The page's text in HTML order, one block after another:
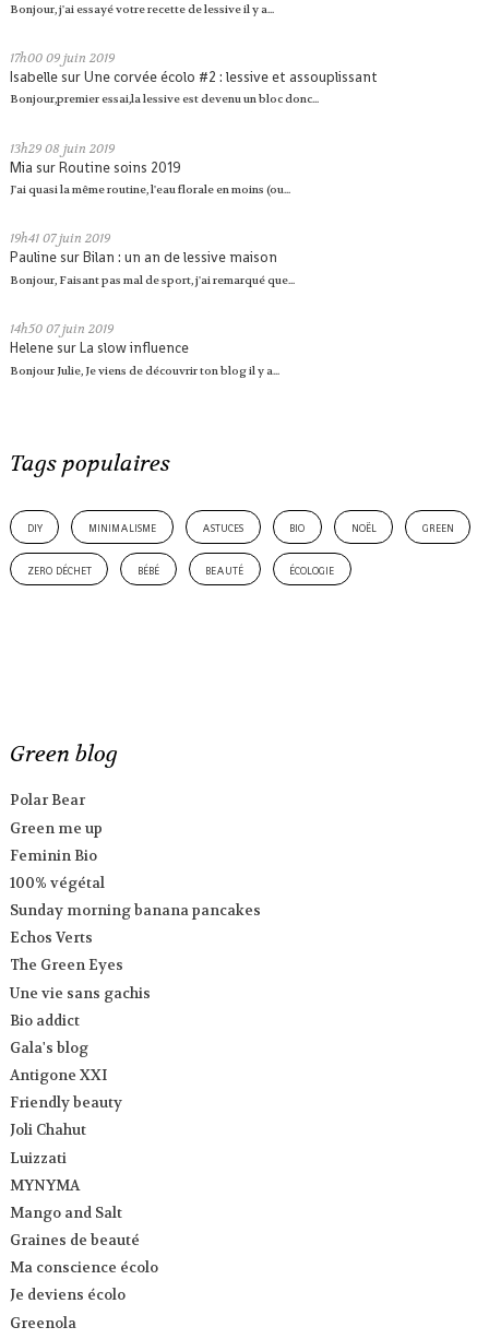
Bonjour, j'ai essayé votre recette de lessive il y a...
17h00 09 juin 2019
IsabellesurUne corvée écolo #2 : lessive et assouplissant
Bonjour,premier essai,la lessive est devenu un bloc donc...
13h29 08 juin 2019
Mia surRoutine soins 2019
J'ai quasi la même routine, l'eau florale en moins (ou...
19h41 07 juin 2019
PaulinesurBilan : un an de lessive maison
Bonjour, Faisant pas mal de sport, j'ai remarqué que...
14h50 07 juin 2019
HelenesurLa slow influence
Bonjour Julie, Je viens de découvrir ton blog il y a...
Tags populaires
diy minimalisme astuces bio noël green
zero déchet bébé beauté écologie
Green blog
Polar Bear
Green me up
Feminin Bio
100% végétal
Sunday morning banana pancakes
Echos Verts
The Green Eyes
Une vie sans gachis
Bio addict
Gala's blog
Antigone XXI
Friendly beauty
Joli Chahut
Luizzati
MYNYMA
Mango and Salt
Graines de beauté
Ma conscience écolo
Je deviens écolo
Greenola